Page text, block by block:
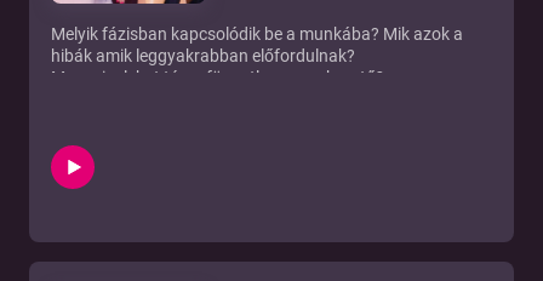
Melyik fázisban kapcsolódik be a munkába? Mik azok a
hibák amik leggyakrabban előfordulnak?
Mennyire lehet téma független a szerkesztő?
Szeretnéd ha Edina lenne a szerkesztőd? Az alábbi oldalon
várjuk a kéziratodat:
https://tarandus.hu/kezirat-bekuldese/